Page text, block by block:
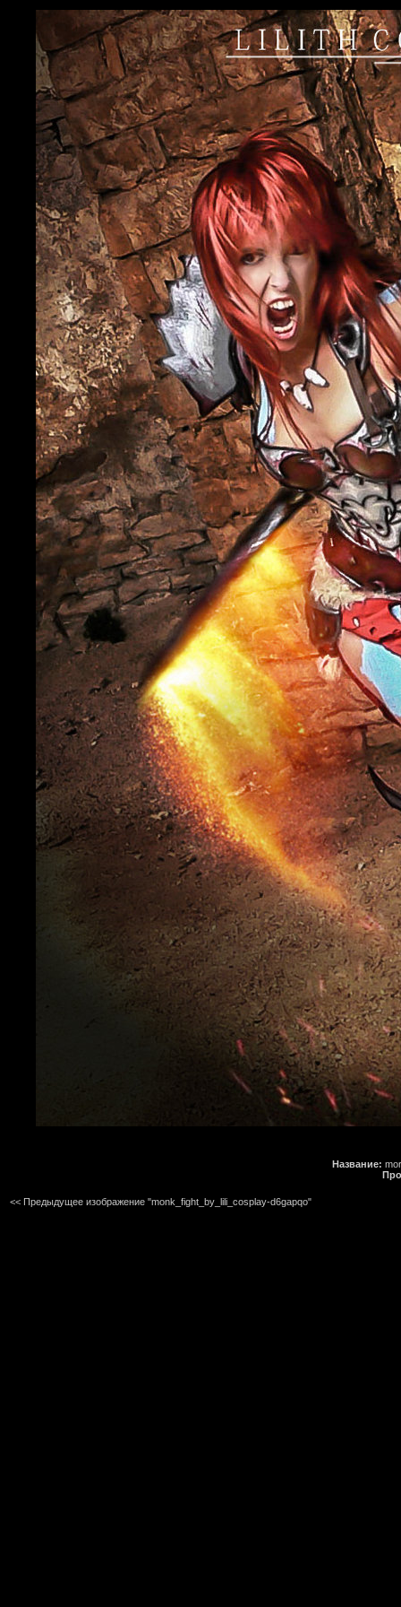
Название:
<< Предыдущее изображение "monk_fight_by_lili_cosplay-d6gapqo"